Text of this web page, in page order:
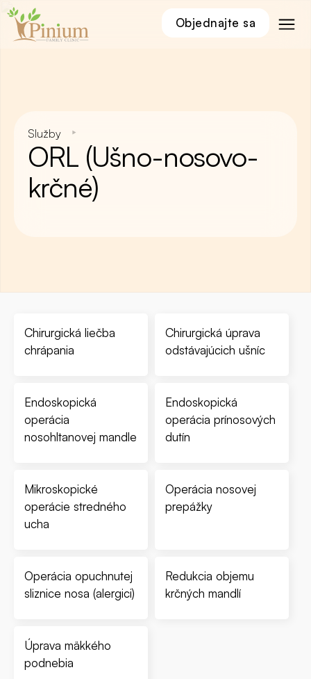
Objednajte sa
Služby
ORL (Ušno-nosovo-
krčné)
Chirurgická liečba
chrápania
Chirurgická úprava
odstávajúcich ušníc
Endoskopická
operácia
nosohltanovej mandle
Endoskopická
operácia prínosových
dutín
Mikroskopické
operácie stredného
ucha
Operácia nosovej
prepážky
Operácia opuchnutej
sliznice nosa (alergici)
Redukcia objemu
krčných mandlí
Úprava mäkkého
podnebia